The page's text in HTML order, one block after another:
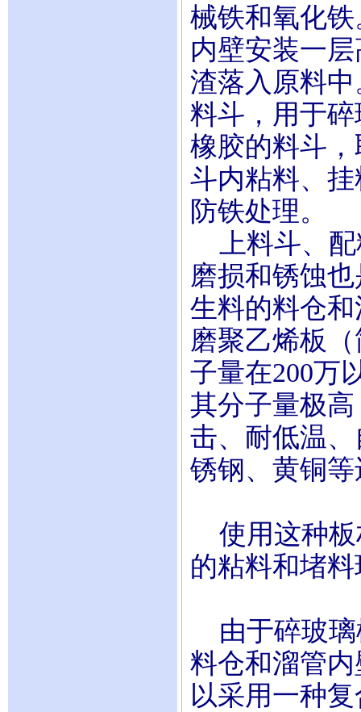
械铁和氧化
内壁安装一
渣落入原料
料斗，用于
橡胶的料斗
斗内粘料、
防铁处理。
上料斗、配
磨损和锈蚀
生料的料仓
磨聚乙烯板
子量在200万
其分子量极
击、耐低温
锈钢、黄铜
使用这种板
的粘料和堵
由于碎玻璃
料仓和溜管
以采用一种